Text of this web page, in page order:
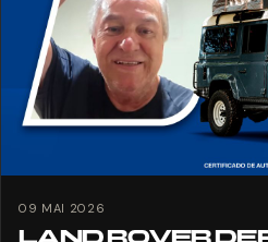
09 MAI 2026
LAND ROVER